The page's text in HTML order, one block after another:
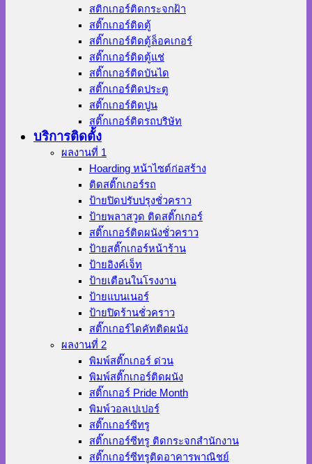
สติกเกอร์ติดกระจกฝ้า
สติ๊กเกอร์ติดตู้
สติ๊กเกอร์ติดตู้ล็อคเกอร์
สติ๊กเกอร์ติดตู้แช่
สติ๊กเกอร์ติดบันได
สติ๊กเกอร์ติดประตู
สติ๊กเกอร์ติดปูน
สติ๊กเกอร์ติดรถบริษัท
บริการติดตั้ง
ผลงานที่ 1
Hoarding หน้าไซต์ก่อสร้าง
ติดสติ๊กเกอร์รถ
ป้ายปิดปรับปรุงชั่วคราว
ป้ายพลาสวูด ติดสติ๊กเกอร์
สติ๊กเกอร์ติดผนังชั่วคราว
ป้ายสติ๊กเกอร์หน้าร้าน
ป้ายอิงค์เจ็ท
ป้ายเตือนในโรงงาน
ป้ายแบนเนอร์
ป้ายปิดร้านชั่วคราว
สติ๊กเกอร์ไดคัทติดผนัง
ผลงานที่ 2
พิมพ์สติ๊กเกอร์ ด่วน
พิมพ์สติ๊กเกอร์ติดผนัง
สติ๊กเกอร์ Pride Month
พิมพ์วอลเปเปอร์
สติ๊กเกอร์ซีทรู
สติ๊กเกอร์ซีทรู ติดกระจกสำนักงาน
สติ๊กเกอร์ซีทรูติดอาคารพาณิชย์